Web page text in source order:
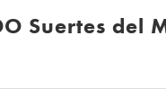
Suertes del